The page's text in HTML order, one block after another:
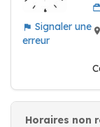
Signaler une
erreur
Horaires non